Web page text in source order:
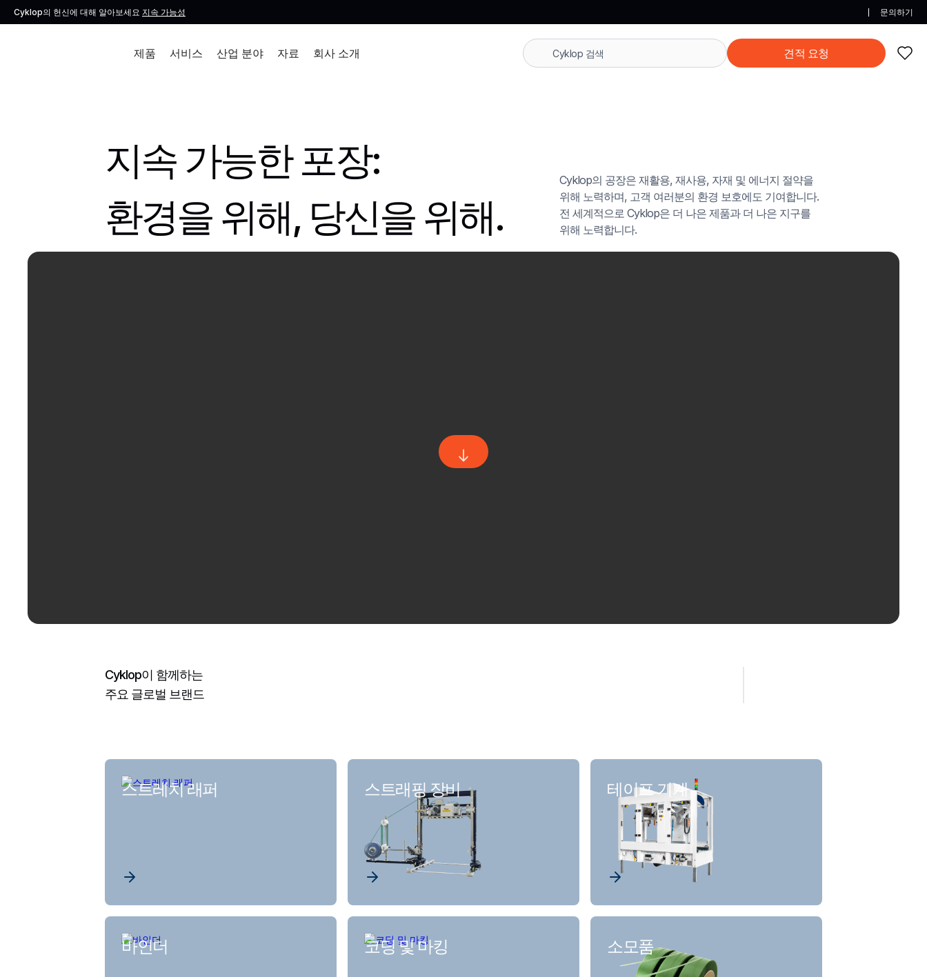
Cyklop의 헌신에 대해 알아보세요 지속 가능성 문의하기
제품 서비스 산업 분야 자료 회사 소개 견적 요청
지속 가능한 포장:
환경을 위해, 당신을 위해.
Cyklop의 공장은 재활용, 재사용, 자재 및 에너지 절약을
위해 노력하며, 고객 여러분의 환경 보호에도 기여합니다.
전 세계적으로 Cyklop은 더 나은 제품과 더 나은 지구를
위해 노력합니다.
Cyklop이 함께하는
주요 글로벌 브랜드
스트레치 래퍼 스트래핑 장비 테이프 기계
바인더 코딩 및 마킹 소모품